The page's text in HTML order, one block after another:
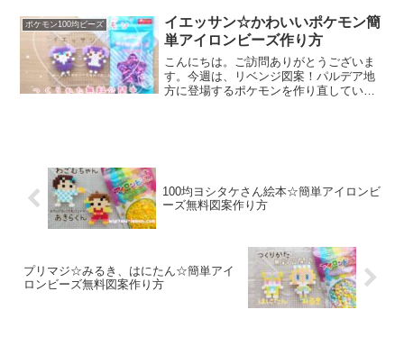
スピンロトム、カットロトムを100均アイ
ロンビーズで作りま...
ポケモン100均ビーズ
イエッサン☆かわいいポケモン簡
単アイロンビーズ作り方
こんにちは。ご訪問ありがとうございま
す。今週は、リベンジ図案！パルデア地
方に登場するポケモンを作り直していま
100均ヨシタケさん絵本☆簡単アイロンビ
ーズ無料図案作り方
プリマジ☆みるき、はにたん☆簡単アイ
ロンビーズ無料図案作り方